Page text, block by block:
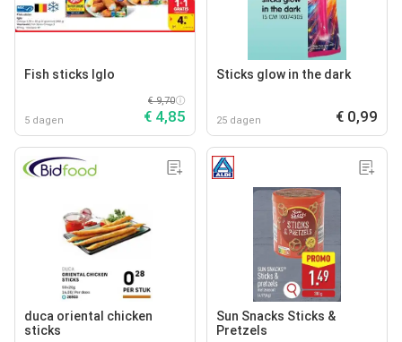
Fish sticks Iglo
5 dagen
€ 9,70
€ 4,85
Sticks glow in the dark
25 dagen € 0,99
duca oriental chicken
sticks
Sun Snacks Sticks &
Pretzels